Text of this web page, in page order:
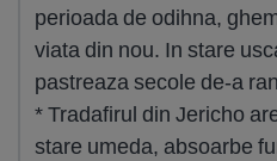
perioada de odihna,
viata din nou. In stare
pastreaza secole de-a
* Tradafirul din Jericho
stare umeda, absoarbe